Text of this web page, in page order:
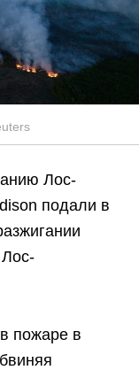
Лос-
подали в
пожаре в